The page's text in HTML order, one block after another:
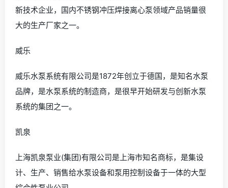
新技术企业，国内不锈钢冲压焊接离心泵领域产品销量很
大的生产厂家之一。
威乐
威乐水泵系统有限公司是1872年创立于德国，是知名水泵
品牌，是水泵系统的制造商，是很早开始研发与创新水泵
系统的集团之一。
凯泉
上海凯泉泵业(集团)有限公司是上海市知名商标，是集设
计、生产、销售给水泵设备和泵用控制设备于一体的大型